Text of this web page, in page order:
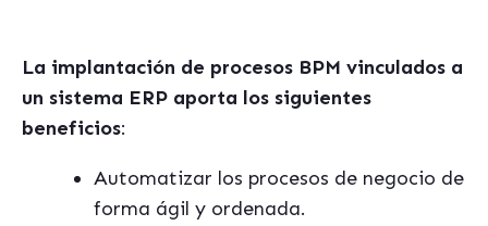
La implantación de procesos BPM vinculados a
un sistema ERP aporta los siguientes
beneficios:
Automatizar los procesos de negocio de
forma ágil y ordenada.